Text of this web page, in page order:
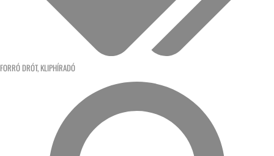
FORRÓ DRÓT, KLIPHÍRADÓ